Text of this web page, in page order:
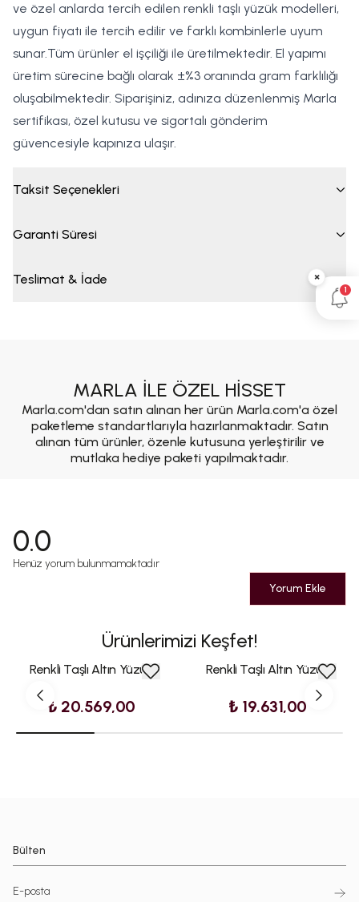
ve özel anlarda tercih edilen renkli taşlı yüzük modelleri,
uygun fiyatı ile tercih edilir ve farklı kombinlerle uyum
sunar.Tüm ürünler el işçiliği ile üretilmektedir. El yapımı
üretim sürecine bağlı olarak ±%3 oranında gram farklılığı
oluşabilmektedir. Siparişiniz, adınıza düzenlenmiş Marla
sertifikası, özel kutusu ve sigortalı gönderim
güvencesiyle kapınıza ulaşır.
Taksit Seçenekleri
Garanti Süresi
Teslimat & İade
MARLA İLE ÖZEL HİSSET
Marla.com'dan satın alınan her ürün Marla.com'a özel
paketleme standartlarıyla hazırlanmaktadır. Satın
alınan tüm ürünler, özenle kutusuna yerleştirilir ve
mutlaka hediye paketi yapılmaktadır.
0.0
Henüz yorum bulunmamaktadır
Yorum Ekle
Ürünlerimizi Keşfet!
Renkli Taşlı Altın Yüzük
₺ 20.569,00
Renkli Taşlı Altın Yüzük
₺ 19.631,00
Bülten
×
1